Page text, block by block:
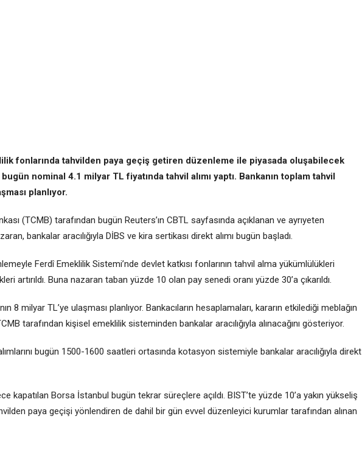
fonlarında tahvilden paya geçiş getiren düzenleme ile piyasada oluşabilecek
nominal 4.1 milyar TL fiyatında tahvil alımı yaptı. Bankanın toplam tahvil
planlıyor.
(TCMB) tarafından bugün Reuters’ın CBTL sayfasında açıklanan ve ayrıyeten
bankalar aracılığıyla DİBS ve kira sertikası direkt alımı bugün başladı.
Ferdî Emeklilik Sistemi’nde devlet katkısı fonlarının tahvil alma yükümlülükleri
artırıldı. Buna nazaran taban yüzde 10 olan pay senedi oranı yüzde 30’a çıkarıldı.
8 milyar TL’ye ulaşması planlıyor. Bankacıların hesaplamaları, kararın etkilediği meblağın
tarafından kişisel emeklilik sisteminden bankalar aracılığıyla alınacağını gösteriyor.
bugün 1500-1600 saatleri ortasında kotasyon sistemiyle bankalar aracılığıyla direkt
kapatılan Borsa İstanbul bugün tekrar süreçlere açıldı. BIST’te yüzde 10’a yakın yükseliş
paya geçişi yönlendiren de dahil bir gün evvel düzenleyici kurumlar tarafından alınan